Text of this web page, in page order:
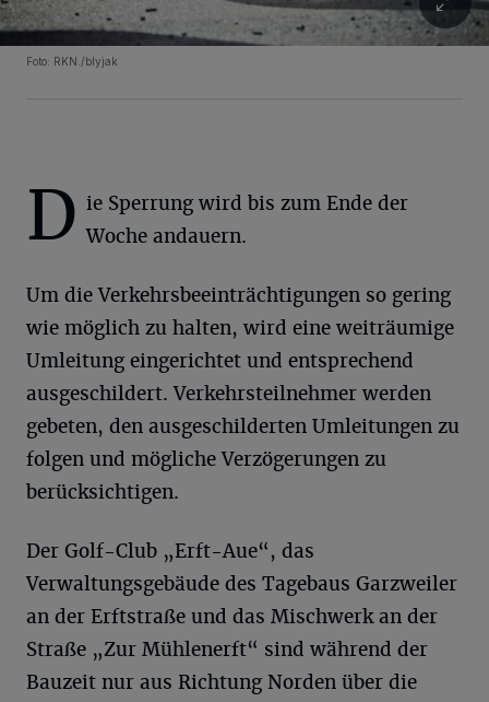
Foto: RKN./blyjak
D ie Sperrung wird bis zum Ende der
Woche andauern.
Um die Verkehrsbeeinträchtigungen so gering
wie möglich zu halten, wird eine weiträumige
Umleitung eingerichtet und entsprechend
ausgeschildert. Verkehrsteilnehmer werden
gebeten, den ausgeschilderten Umleitungen zu
folgen und mögliche Verzögerungen zu
berücksichtigen.
Der Golf-Club „Erft-Aue“, das
Verwaltungsgebäude des Tagebaus Garzweiler
an der Erftstraße und das Mischwerk an der
Straße „Zur Mühlenerft“ sind während der
Bauzeit nur aus Richtung Norden über die